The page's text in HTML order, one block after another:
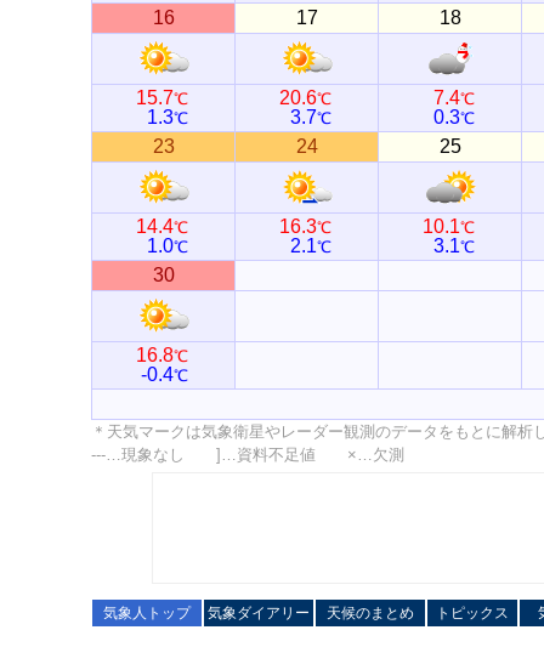
16 17 18
15.7℃
1.3℃
20.6℃
3.7℃
7.4℃
0.3℃
23 24 25
14.4℃
1.0℃
16.3℃
2.1℃
10.1℃
3.1℃
30
16.8℃
-0.4℃
＊天気マークは気象衛星やレーダー観測のデータをもとに解
---…現象なし ]…資料不足値 ×…欠測
気象人トップ 気象ダイアリー 天候のまとめ トピックス